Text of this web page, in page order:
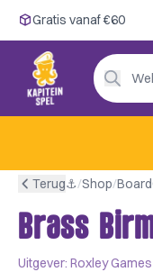
Gratis vanaf €60
Morgen in huis ✓
Persoonlijk advies
4,9/5 —
200+
Gratis vanaf €60
Welk
Terug⚓︎/Shop/
Brass
Uitgever: Roxley Games